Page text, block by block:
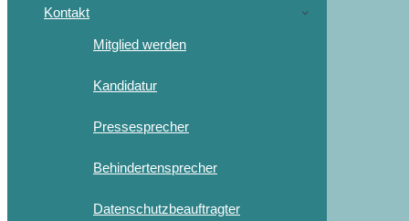
Kontakt
Mitglied werden
Kandidatur
Pressesprecher
Behindertensprecher
Datenschutzbeauftragter